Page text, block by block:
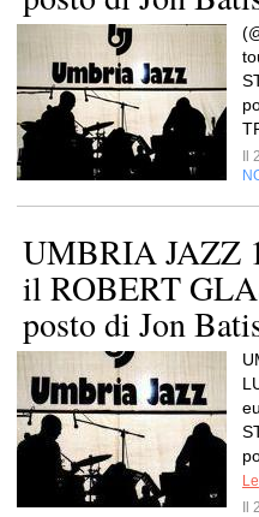
UMBRIA JAZZ
il ROBERT
posto di Jon